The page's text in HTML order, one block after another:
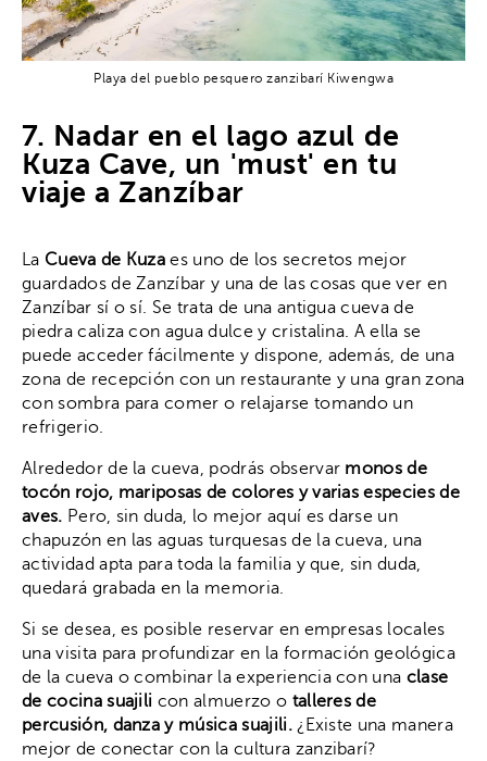
Playa del pueblo pesquero zanzibarí Kiwengwa
7. Nadar en el lago azul de
Kuza Cave, un 'must' en tu
viaje a Zanzíbar
La Cueva de Kuza es uno de los secretos mejor
guardados de Zanzíbar y una de las cosas que ver en
Zanzíbar sí o sí. Se trata de una antigua cueva de
piedra caliza con agua dulce y cristalina. A ella se
puede acceder fácilmente y dispone, además, de una
zona de recepción con un restaurante y una gran zona
con sombra para comer o relajarse tomando un
refrigerio.
Alrededor de la cueva, podrás observar monos de
tocón rojo, mariposas de colores y varias especies de
aves. Pero, sin duda, lo mejor aquí es darse un
chapuzón en las aguas turquesas de la cueva, una
actividad apta para toda la familia y que, sin duda,
quedará grabada en la memoria.
Si se desea, es posible reservar en empresas locales
una visita para profundizar en la formación geológica
de la cueva o combinar la experiencia con una clase
de cocina suajili con almuerzo o talleres de
percusión, danza y música suajili.¿Existe una manera
mejor de conectar con la cultura zanzibarí?